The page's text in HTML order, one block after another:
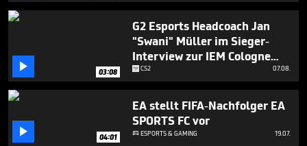
 03:08
G2 Esports Headcoach Jan
"Swani" Müller im Sieger-
Interview zur IEM Cologne
2023
CS2 07.08.
 04:01
EA stellt FIFA-Nachfolger EA
SPORTS FC vor
ESPORTS & GAMING 19.07.